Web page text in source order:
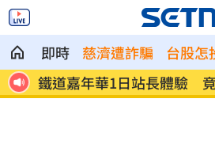
即時 慈濟遭詐騙 台股怎
鐵道嘉年華1日站長體驗